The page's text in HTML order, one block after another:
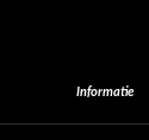
Informatie